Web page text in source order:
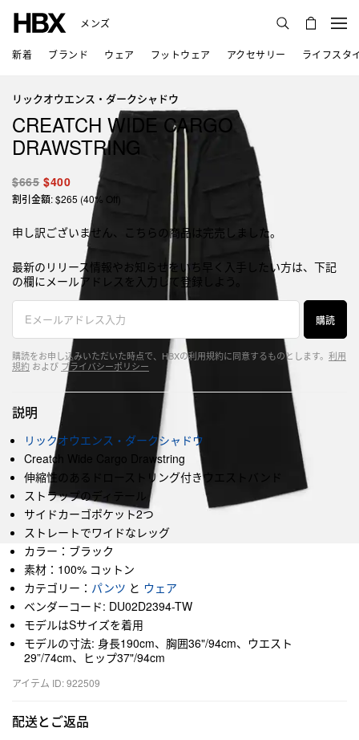
メンズ
新着 ブランド ウェア フットウェア アクセサリー ライフスタ
リックオウエンス・ダークシャドウ
CREATCH WIDE CARGO
DRAWSTRING
$665 $400
割引金額: $265 (40% Off)
申し訳ございません、こちらの商品は完売しました。
最新のリリース情報やお知らせをいち早く入手したい方は、下記
の欄にメールアドレスを入力して登録しよう。
購読
購読をお申し込みいただいた時点で、HBXの利用規約に同意するものとします。 利用
規約 および プライバシーポリシー
説明
リックオウエンス・ダークシャドウ
Creatch Wide Cargo Drawstring
伸縮性のあるドローストリング付きウエストバンド
ストラップのディテール
サイドカーゴポケット2つ
ストレートでワイドなレッグ
カラー：ブラック
素材：100% コットン
カテゴリー： パンツ と ウェア
ベンダーコード: DU02D2394-TW
モデルはSサイズを着用
モデルの寸法: 身長190cm、胸囲36"/94cm、ウエスト
29”/74cm、ヒップ37"/94cm
アイテム ID: 922509
配送とご返品